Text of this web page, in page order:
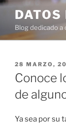
Ir
contenido
DATOS
Blog dedicado
PUBLICADO
EN
28 MARZO,
Conoce
de
Ya sea por su